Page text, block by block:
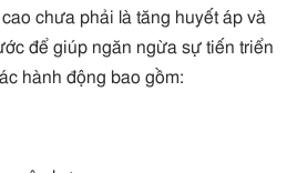
chưa phải là tăng huyết áp và
để giúp ngăn ngừa sự tiến triển
hành động bao gồm: